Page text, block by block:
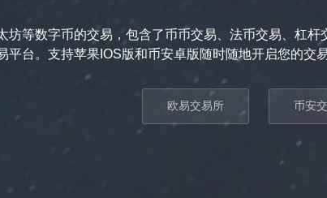
坊等数字币的交易，包含了币币交易、法币交易、杠
平台。支持苹果IOS版和币安卓版随时随地开启您的交
欧易交易所 币安